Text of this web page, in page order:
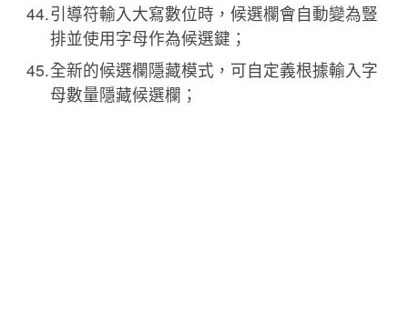
引導符輸入大寫數位時，候選欄會自動變為豎
排並使用字母作為候選鍵；
全新的候選欄隱藏模式，可自定義根據輸入字
母數量隱藏候選欄；